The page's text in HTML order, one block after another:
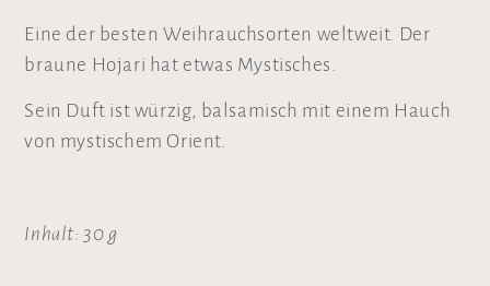
Eine der besten Weihrauchsorten weltweit. Der
braune Hojari hat etwas Mystisches.
Sein Duft ist würzig, balsamisch mit einem Hauch
von mystischem Orient.
Inhalt: 30 g